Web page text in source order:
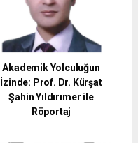
Akademik Yolculuğun
İzinde: Prof. Dr. Kürşat
Şahin Yıldırımer ile
Röportaj